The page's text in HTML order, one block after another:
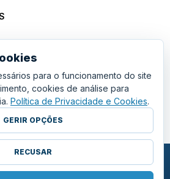
SGSI. TODOS OS DIREITOS RESERVADOS.
para o funcionamento do site
cookies de análise para
Política de Privacidade e Cookies.
GERIR OPÇÕES
RECUSAR